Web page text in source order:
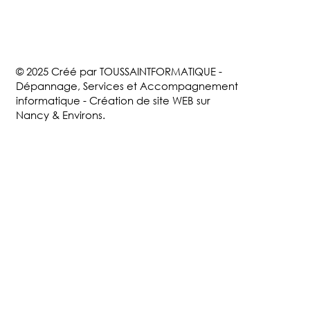
© 2025 Créé par TOUSSAINTFORMATIQUE -
Dépannage, Services et Accompagnement
informatique - Création de site WEB sur
Nancy & Environs.